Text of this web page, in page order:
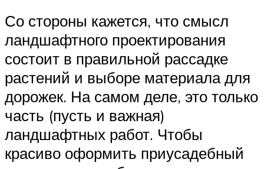
Со стороны кажется, что смысл
ландшафтного проектирования
состоит в правильной рассадке
растений и выборе материала для
дорожек. На самом деле, это только
часть (пусть и важная)
ландшафтных работ. Чтобы
красиво оформить приусадебный